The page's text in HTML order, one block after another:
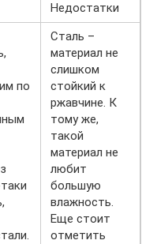
Недостатки
по
Сталь –
материал не
слишком
стойкий к
ржавчине. К
тому же,
такой
материал не
любит
большую
влажность.
Еще стоит
отметить